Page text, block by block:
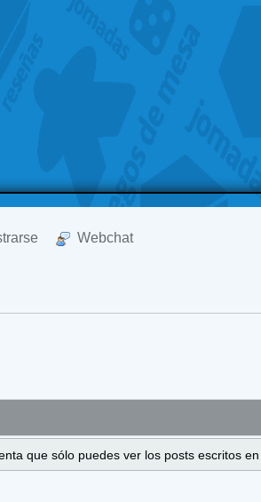
Webchat
que sólo puedes ver los posts escritos